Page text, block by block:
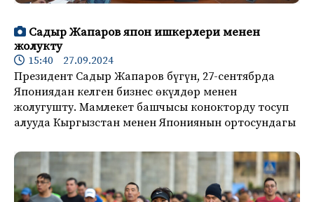
Садыр Жапаров япон ишкерлери менен
жолукту
15:40 27.09.2024
Президент Садыр Жапаров бүгүн, 27-сентябрда
Япониядан келген бизнес өкүлдөр менен
жолугушту. Мамлекет башчысы конокторду тосуп
алууда Кыргызстан менен Япониянын ортосундагы